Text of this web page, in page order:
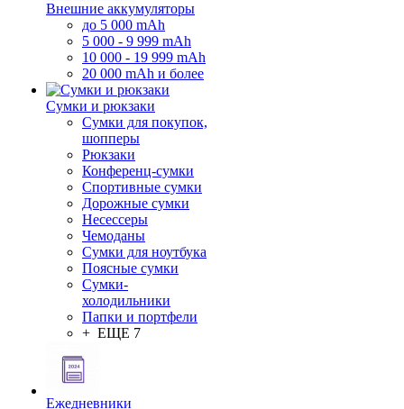
Внешние аккумуляторы
до 5 000 mAh
5 000 - 9 999 mAh
10 000 - 19 999 mAh
20 000 mAh и более
Сумки и рюкзаки
Сумки для покупок,
шопперы
Рюкзаки
Конференц-сумки
Спортивные сумки
Дорожные сумки
Несессеры
Чемоданы
Сумки для ноутбука
Поясные сумки
Сумки-
холодильники
Папки и портфели
+ ЕЩЕ 7
Ежедневники